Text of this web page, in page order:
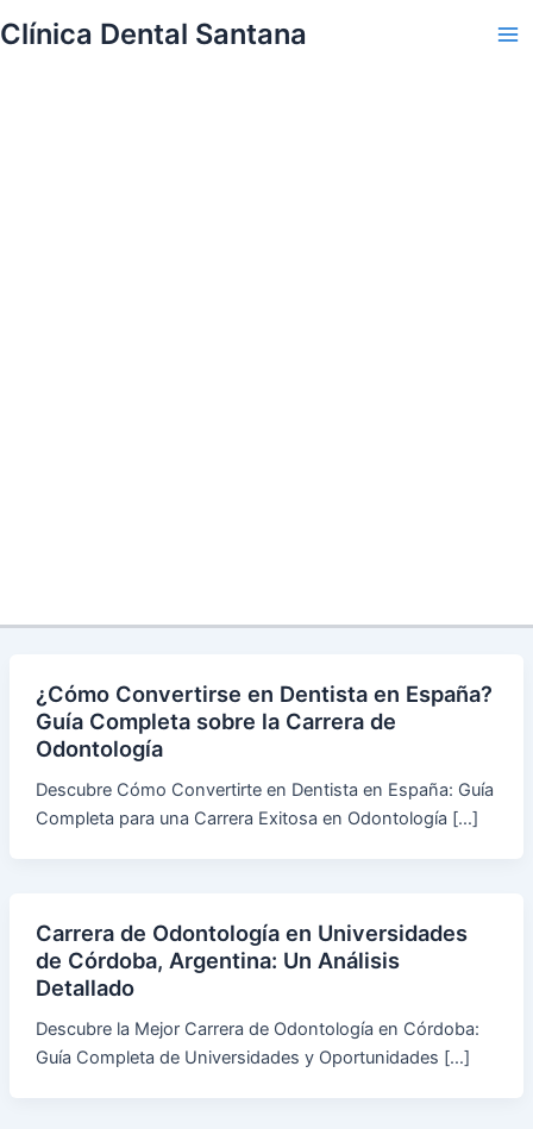
to
Clínica Dental Santana
¿Cómo Convertirse en Dentista en España?
Guía Completa sobre la Carrera de
Odontología
Descubre Cómo Convertirte en Dentista en España: Guía
Completa para una Carrera Exitosa en Odontología […]
Carrera de Odontología en Universidades
de Córdoba, Argentina: Un Análisis
Detallado
Descubre la Mejor Carrera de Odontología en Córdoba:
Guía Completa de Universidades y Oportunidades […]